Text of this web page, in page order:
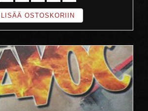
LISÄÄ OSTOSKORIIN